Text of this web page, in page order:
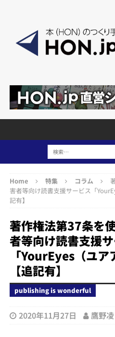
Home 特集 コラム
害者等向け読書支援サービス「
記有】
著作権法第37条を
者等向け読書支援
「YourEyes（ユ
【追記有】
publishing is wonderful
2020年11月27日 鷹野凌